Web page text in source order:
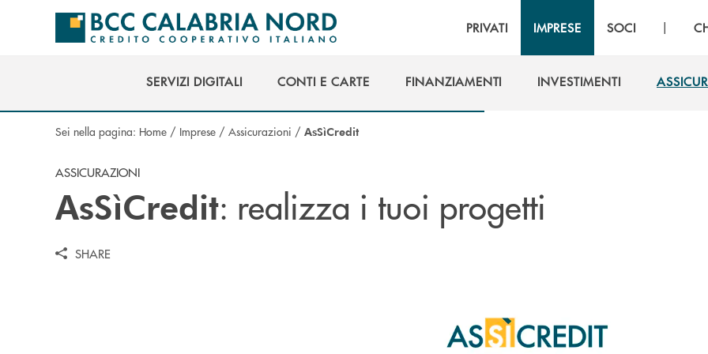
Salta al contenuto principale
PRIVATI IMPRESE SOCI |
SERVIZI DIGITALI
CONTI E CARTE
FINANZIAMENTI
INVESTIMENTI
Sei nella pagina: Home / Imprese / Assicurazioni / AsSìCredit
ASSICURAZIONI
AsSìCredit: realizza i tuoi progetti
SHARE